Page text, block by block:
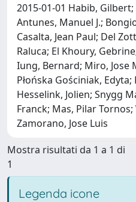
2015-01-01 Habib,
Antunes, Manuel J.;
Casalta, Jean Paul; Del
Raluca; El Khoury,
Iung, Bernard; Miro, Jose
Płońska Gościniak,
Hesselink, Jolien; Snygg
Franck; Mas, Pilar
Zamorano, Jose Luis
Mostra risultati da 1 a 1 di
1
Legenda icone